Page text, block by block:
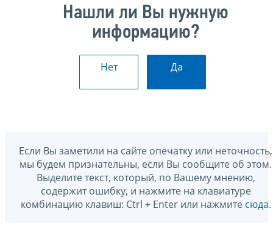
Нашли ли Вы нужную
информацию?
Нет Да
Если Вы заметили на сайте опечатку или неточность,
мы будем признательны, если Вы сообщите об этом.
Выделите текст, который, по Вашему мнению,
содержит ошибку, и нажмите на клавиатуре
комбинацию клавиш: Ctrl + Enter или нажмите сюда.